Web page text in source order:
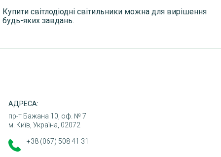
Купити світлодіодні світильники можна для вирішення
будь-яких завдань.
ПОВЕРНЕННЯ ТОВАРУ
АДРЕСА:
пр-т Бажана 10, оф. № 7
м. Київ, Україна, 02072
+38 (067) 508 41 31